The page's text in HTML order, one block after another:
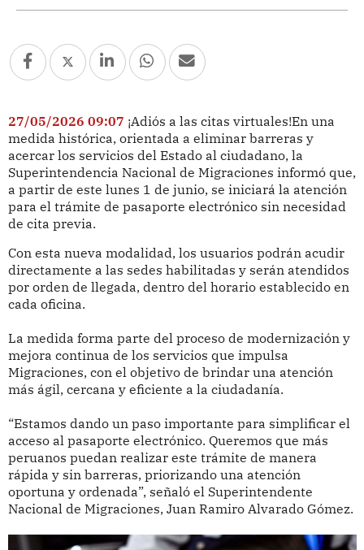
27/05/2026 09:07 ¡Adiós a las citas virtuales!En una
medida histórica, orientada a eliminar barreras y
acercar los servicios del Estado al ciudadano, la
Superintendencia Nacional de Migraciones informó que,
a partir de este lunes 1 de junio, se iniciará la atención
para el trámite de pasaporte electrónico sin necesidad
de cita previa.
Con esta nueva modalidad, los usuarios podrán acudir
directamente a las sedes habilitadas y serán atendidos
por orden de llegada, dentro del horario establecido en
cada oficina.
La medida forma parte del proceso de modernización y
mejora continua de los servicios que impulsa
Migraciones, con el objetivo de brindar una atención
más ágil, cercana y eficiente a la ciudadanía.
“Estamos dando un paso importante para simplificar el
acceso al pasaporte electrónico. Queremos que más
peruanos puedan realizar este trámite de manera
rápida y sin barreras, priorizando una atención
oportuna y ordenada”, señaló el Superintendente
Nacional de Migraciones, Juan Ramiro Alvarado Gómez.